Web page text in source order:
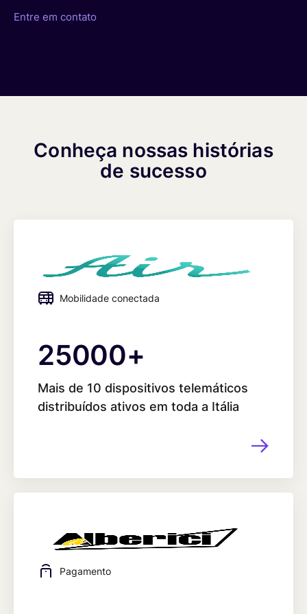
Entre em contato
Conheça nossas histórias
de sucesso
Mobilidade conectada
2500025000
+
Mais de 10 dispositivos telemáticos
distribuídos ativos em toda a Itália
Pagamento